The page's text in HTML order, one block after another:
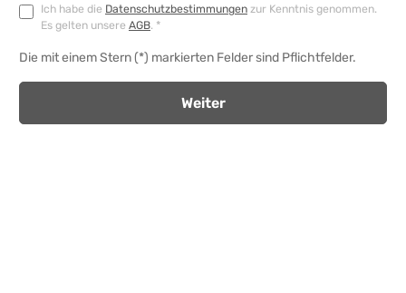
Ich habe die Datenschutzbestimmungen zur Kenntnis genommen.
Es gelten unsere AGB. *
Die mit einem Stern (*) markierten Felder sind Pflichtfelder.
Weiter